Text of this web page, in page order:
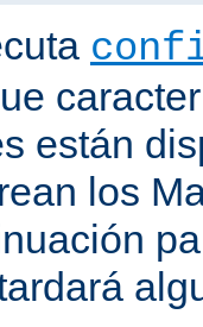
están
los